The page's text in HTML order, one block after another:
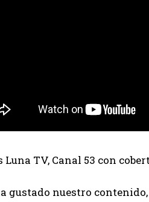
Luna TV, Canal 53 con
gustado nuestro